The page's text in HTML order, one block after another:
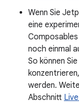
Wenn Sie
eine
noch einmal
So können
werden.
Abschnitt